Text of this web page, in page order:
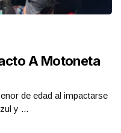
A Motoneta
de edad al impactarse
y ...